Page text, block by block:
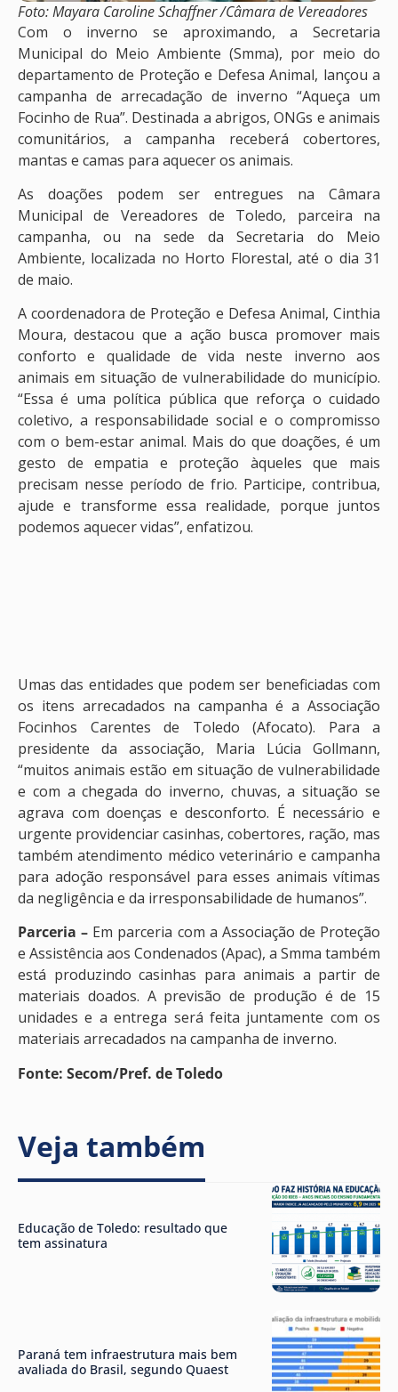
Foto: Mayara Caroline Schaffner /Câmara de Vereadores
Com o inverno se aproximando, a Secretaria
Municipal do Meio Ambiente (Smma), por meio do
departamento de Proteção e Defesa Animal, lançou a
campanha de arrecadação de inverno “Aqueça um
Focinho de Rua”. Destinada a abrigos, ONGs e animais
comunitários, a campanha receberá cobertores,
mantas e camas para aquecer os animais.
As doações podem ser entregues na Câmara
Municipal de Vereadores de Toledo, parceira na
campanha, ou na sede da Secretaria do Meio
Ambiente, localizada no Horto Florestal, até o dia 31
de maio.
A coordenadora de Proteção e Defesa Animal, Cinthia
Moura, destacou que a ação busca promover mais
conforto e qualidade de vida neste inverno aos
animais em situação de vulnerabilidade do município.
“Essa é uma política pública que reforça o cuidado
coletivo, a responsabilidade social e o compromisso
com o bem-estar animal. Mais do que doações, é um
gesto de empatia e proteção àqueles que mais
precisam nesse período de frio. Participe, contribua,
ajude e transforme essa realidade, porque juntos
podemos aquecer vidas”, enfatizou.
Umas das entidades que podem ser beneficiadas com
os itens arrecadados na campanha é a Associação
Focinhos Carentes de Toledo (Afocato). Para a
presidente da associação, Maria Lúcia Gollmann,
“muitos animais estão em situação de vulnerabilidade
e com a chegada do inverno, chuvas, a situação se
agrava com doenças e desconforto. É necessário e
urgente providenciar casinhas, cobertores, ração, mas
também atendimento médico veterinário e campanha
para adoção responsável para esses animais vítimas
da negligência e da irresponsabilidade de humanos”.
Parceria – Em parceria com a Associação de Proteção
e Assistência aos Condenados (Apac), a Smma também
está produzindo casinhas para animais a partir de
materiais doados. A previsão de produção é de 15
unidades e a entrega será feita juntamente com os
materiais arrecadados na campanha de inverno.
Fonte: Secom/Pref. de Toledo
Veja também
Educação de Toledo: resultado que
tem assinatura
Paraná tem infraestrutura mais bem
avaliada do Brasil, segundo Quaest